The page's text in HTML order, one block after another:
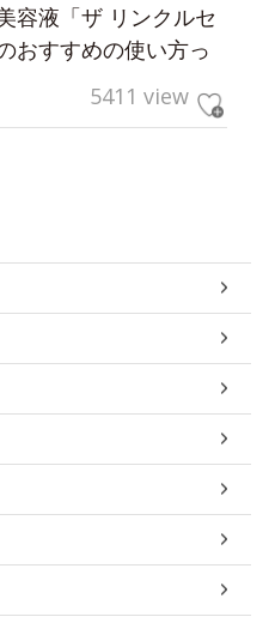
容液「ザ リンクルセ
おすすめの使い方っ
5411 view